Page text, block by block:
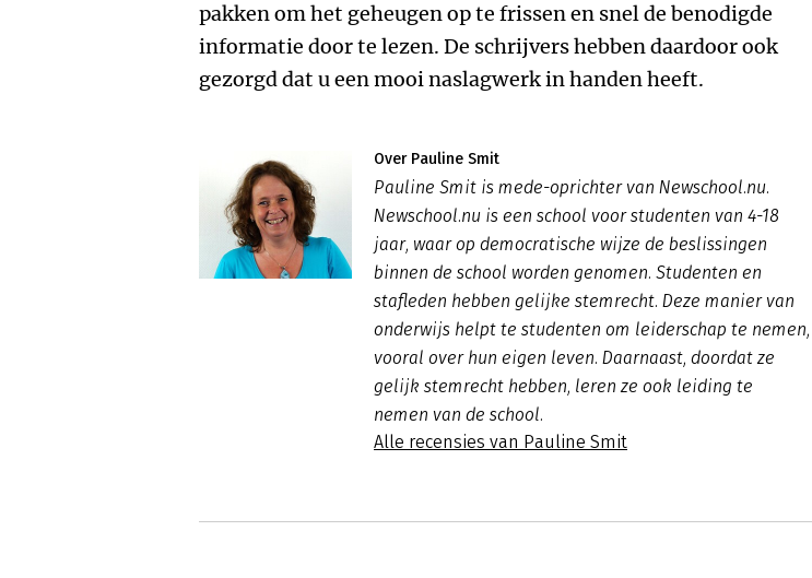
pakken om het geheugen op te frissen en snel de benodigde
informatie door te lezen. De schrijvers hebben daardoor ook
gezorgd dat u een mooi naslagwerk in handen heeft.
Over Pauline Smit
Pauline Smit is mede-oprichter van Newschool.nu.
Newschool.nu is een school voor studenten van 4-18
jaar, waar op democratische wijze de beslissingen
binnen de school worden genomen. Studenten en
stafleden hebben gelijke stemrecht. Deze manier van
onderwijs helpt te studenten om leiderschap te nemen,
vooral over hun eigen leven. Daarnaast, doordat ze
gelijk stemrecht hebben, leren ze ook leiding te
nemen van de school.
Alle recensies van Pauline Smit